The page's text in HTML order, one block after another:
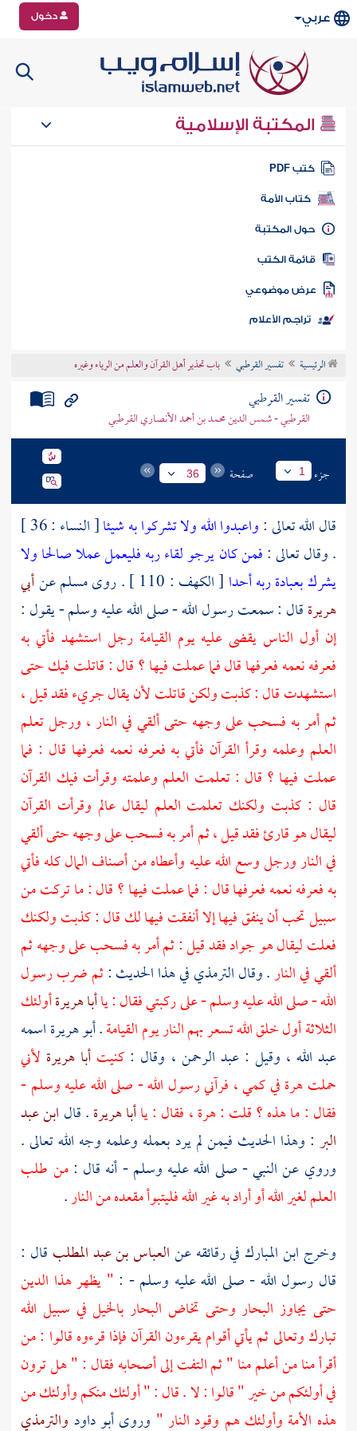
عربي دخول
المكتبة الإسلامية
كتب PDF
كتاب الأمة
المكتبة
الكتب
موضوعي
تراجم الأعلام
الرئيسية تفسير القرطبي باب تحذير أهل القرآن والعلم من الرياء وغيره
تفسير القرطبي
القرطبي - شمس الدين محمد بن أحمد الأنصاري القرطبي
جزء 1 صفحة 36
قال الله تعالى :واعبدوا الله ولا تشركوا به شيئا
[ النساء : 36 ]
. وقال تعالى :فمن كان يرجو لقاء ربه فليعمل عملا صالحا ولا
يشرك بعبادة ربه أحدا [ الكهف : 110 ] . روى مسلمعنأبي
هريرةقال : سمعت رسول الله - صلى الله عليه وسلم - يقول :
إن أول الناس يقضى عليه يوم القيامة رجل استشهد فأتي به
فعرفه نعمه فعرفها قال فما عملت فيها ؟ قال : قاتلت فيك حتى
استشهدت قال : كذبت ولكن قاتلت لأن يقال جريء فقد قيل ،
ثم أمر به فسحب على وجهه حتى ألقي في النار ، ورجل تعلم
العلم وعلمه وقرأ القرآن فأتي به فعرفه نعمه فعرفها قال : فما
عملت فيها ؟ قال : تعلمت العلم وعلمته وقرأت فيك القرآن
قال : كذبت ولكنك تعلمت العلم ليقال عالم وقرأت القرآن
ليقال هو قارئ فقد قيل ، ثم أمر به فسحب على وجهه حتى ألقي
في النار ورجل وسع الله عليه وأعطاه من أصناف المال كله فأتي
به فعرفه نعمه فعرفها قال : فما عملت فيها ؟ قال : ما تركت من
سبيل تحب أن ينفق فيها إلا أنفقت فيها لك قال : كذبت ولكنك
فعلت ليقال هو جواد فقد قيل : ثم أمر به فسحب على وجهه ثم
ألقي في النار. وقالالترمذيفي هذا الحديث :ثم ضرب رسول
الله - صلى الله عليه وسلم - على ركبتي فقال : ياأبا هريرةأولئك
الثلاثة أول خلق الله تسعر بهم النار يوم القيامة.أبو هريرة اسمه
عبد الله ، وقيل : عبد الرحمن ، وقال : كنيت أبا هريرة لأني
حملت هرة في كمي ، فرآني رسول الله - صلى الله عليه وسلم -
فقال : ما هذه ؟ قلت : هرة ، فقال : ياأبا هريرة. قال ابن عبد
البر : وهذا الحديث فيمن لم يرد بعمله وعلمه وجه الله تعالى .
وروي عن النبي - صلى الله عليه وسلم - أنه قال :من طلب
العلم لغير الله أو أراد به غير الله فليتبوأ مقعده من النار.
وخرج ابن المبارك في رقائقه عنالعباس بن عبد المطلب قال :
قال رسول الله - صلى الله عليه وسلم - : " يظهر هذا الدين
حتى يجاوز البحار وحتى تخاض البحار بالخيل في سبيل الله
تبارك وتعالى ثم يأتي أقوام يقرءون القرآن فإذا قرءوه قالوا : من
أقرأ منا من أعلم منا " ثم التفت إلى أصحابه فقال : " هل ترون
في أولئكم من خير " قالوا : لا . قال : " أولئك منكم وأولئك من
هذه الأمة وأولئك هم وقود النار " وروىأبو داود والترمذي